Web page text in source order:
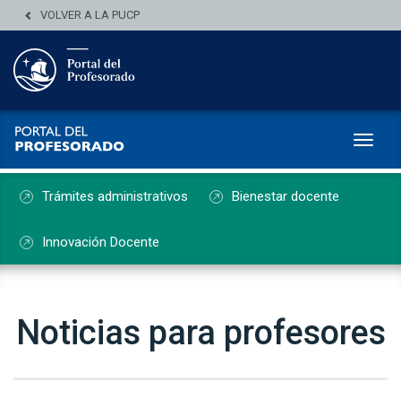
VOLVER A LA PUCP
Trámites administrativos Bienestar docente
Innovación Docente
Noticias para profesores